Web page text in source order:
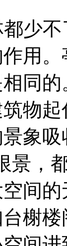
少不
用
同
物
象
景，
间
榭